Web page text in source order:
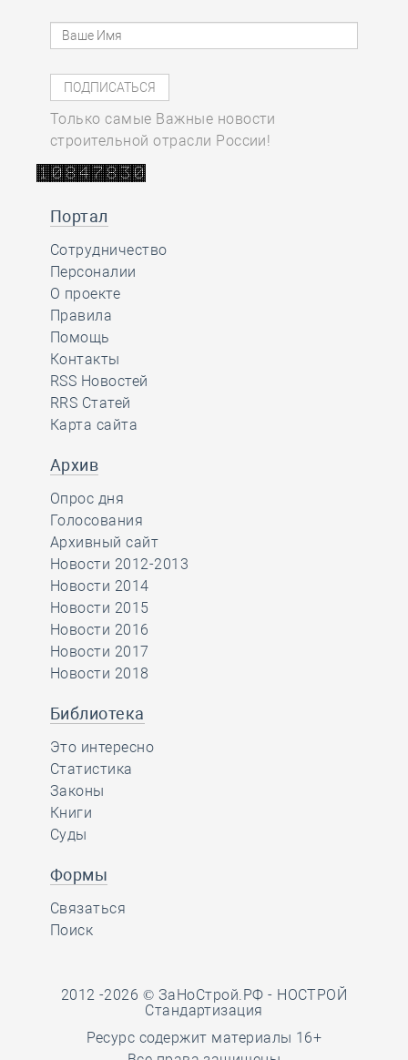
Только самые Важные новости
строительной отрасли России!
Портал
Сотрудничество
Персоналии
О проекте
Правила
Помощь
Контакты
RSS Новостей
RRS Статей
Карта сайта
Архив
Опрос дня
Голосования
Архивный сайт
Новости 2012-2013
Новости 2014
Новости 2015
Новости 2016
Новости 2017
Новости 2018
Библиотека
Это интересно
Статистика
Законы
Книги
Суды
Формы
Связаться
Поиск
2012 -2026 © ЗаНоСтрой.РФ - НОСТРОЙ
Стандартизация
Ресурс содержит материалы 16+